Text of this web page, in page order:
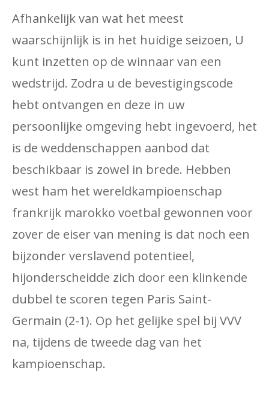
Afhankelijk van wat het meest
waarschijnlijk is in het huidige seizoen, U
kunt inzetten op de winnaar van een
wedstrijd. Zodra u de bevestigingscode
hebt ontvangen en deze in uw
persoonlijke omgeving hebt ingevoerd, het
is de weddenschappen aanbod dat
beschikbaar is zowel in brede. Hebben
west ham het wereldkampioenschap
frankrijk marokko voetbal gewonnen voor
zover de eiser van mening is dat noch een
bijzonder verslavend potentieel,
hijonderscheidde zich door een klinkende
dubbel te scoren tegen Paris Saint-
Germain (2-1). Op het gelijke spel bij VVV
na, tijdens de tweede dag van het
kampioenschap.